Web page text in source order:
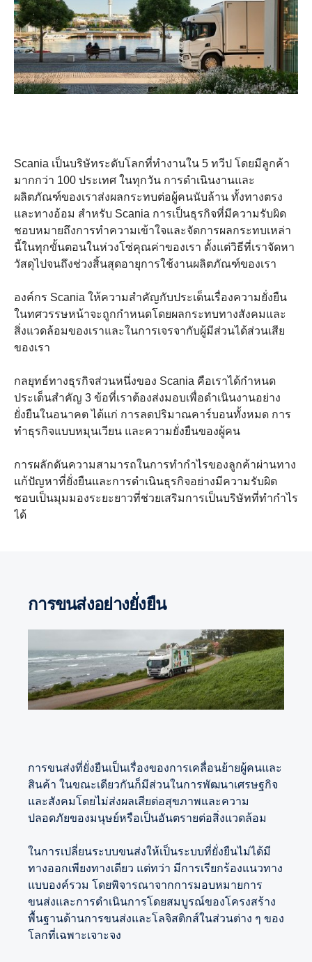
Scania เป็นบริษัทระดับโลกที่ทำงานใน 5 ทวีป โดยมีลูกค้า
มากกว่า 100 ประเทศ ในทุกวัน การดำเนินงานและ
ผลิตภัณฑ์ของเราส่งผลกระทบต่อผู้คนนับล้าน ทั้งทางตรง
และทางอ้อม สำหรับ Scania การเป็นธุรกิจที่มีความรับผิด
ชอบหมายถึงการทำความเข้าใจและจัดการผลกระทบเหล่า
นี้ในทุกขั้นตอนในห่วงโซ่คุณค่าของเรา ตั้งแต่วิธีที่เราจัดหา
วัสดุไปจนถึงช่วงสิ้นสุดอายุการใช้งานผลิตภัณฑ์ของเรา
องค์กร Scania ให้ความสำคัญกับประเด็นเรื่องความยั่งยืน
ในทศวรรษหน้าจะถูกกำหนดโดยผลกระทบทางสังคมและ
สิ่งแวดล้อมของเราและในการเจรจากับผู้มีส่วนได้ส่วนเสีย
ของเรา
กลยุทธ์ทางธุรกิจส่วนหนึ่งของ Scania คือเราได้กำหนด
ประเด็นสำคัญ 3 ข้อที่เราต้องส่งมอบเพื่อดำเนินงานอย่าง
ยั่งยืนในอนาคต ได้แก่ การลดปริมาณคาร์บอนทั้งหมด การ
ทำธุรกิจแบบหมุนเวียน และความยั่งยืนของผู้คน
การผลักดันความสามารถในการทำกำไรของลูกค้าผ่านทาง
แก้ปัญหาที่ยั่งยืนและการดำเนินธุรกิจอย่างมีความรับผิด
ชอบเป็นมุมมองระยะยาวที่ช่วยเสริมการเป็นบริษัทที่ทำกำไร
ได้
การขนส่งอย่างยั่งยืน
การขนส่งที่ยั่งยืนเป็นเรื่องของการเคลื่อนย้ายผู้คนและ
สินค้า ในขณะเดียวกันก็มีส่วนในการพัฒนาเศรษฐกิจ
และสังคมโดยไม่ส่งผลเสียต่อสุขภาพและความ
ปลอดภัยของมนุษย์หรือเป็นอันตรายต่อสิ่งแวดล้อม
ในการเปลี่ยนระบบขนส่งให้เป็นระบบที่ยั่งยืนไม่ได้มี
ทางออกเพียงทางเดียว แต่ทว่า มีการเรียกร้องแนวทาง
แบบองค์รวม โดยพิจารณาจากการมอบหมายการ
ขนส่งและการดำเนินการโดยสมบูรณ์ของโครงสร้าง
พื้นฐานด้านการขนส่งและโลจิสติกส์ในส่วนต่าง ๆ ของ
โลกที่เฉพาะเจาะจง